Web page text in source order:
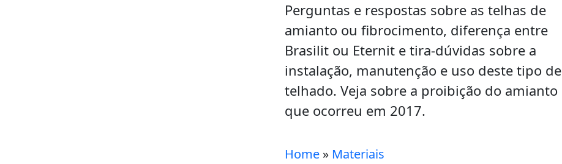
Perguntas e respostas sobre as telhas de
amianto ou fibrocimento, diferença entre
Brasilit ou Eternit e tira-dúvidas sobre a
instalação, manutenção e uso deste tipo de
telhado. Veja sobre a proibição do amianto
que ocorreu em 2017.
Home » Materiais